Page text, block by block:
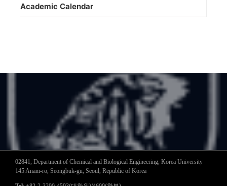
Academic Calendar
02841, Department of Chemical and Biological Engineering, Korea University
145 Anam-ro, Seongbuk-gu, Seoul, Republic of Korea